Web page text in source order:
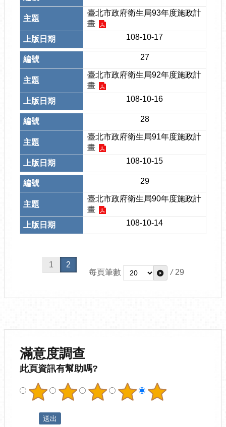
臺北市政府衛生局93年度施政計
畫
108-10-17
27
臺北市政府衛生局92年度施政計
畫
108-10-16
28
臺北市政府衛生局91年度施政計
畫
108-10-15
29
臺北市政府衛生局90年度施政計
畫
108-10-14
1
2
每頁筆數
/ 29
滿意度調查
此頁資訊有幫助嗎?